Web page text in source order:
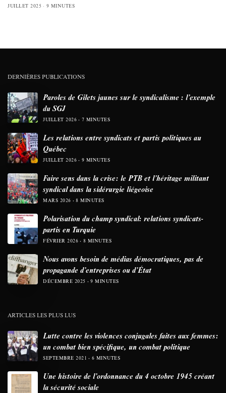
JUILLET 2025 9 MINUTES
DERNIÈRES PUBLICATIONS
Paroles de Gilets jaunes sur le syndicalisme : l’exemple
du SGJ
JUILLET 2026 7 MINUTES
Les relations entre syndicats et partis politiques au
Québec
JUILLET 2026 9 MINUTES
Faire sens dans la crise: le PTB et l’héritage militant
syndical dans la sidérurgie liégeoise
MARS 2026 8 MINUTES
Polarisation du champ syndical: relations syndicats-
partis en Turquie
FÉVRIER 2026 8 MINUTES
Nous avons besoin de médias démocratiques, pas de
propagande d’entreprises ou d’État
DÉCEMBRE 2025 9 MINUTES
ARTICLES LES PLUS LUS
Lutte contre les violences conjugales faites aux femmes:
un combat bien spécifique, un combat politique
SEPTEMBRE 2021 6 MINUTES
Une histoire de l’ordonnance du 4 octobre 1945 créant
la sécurité sociale